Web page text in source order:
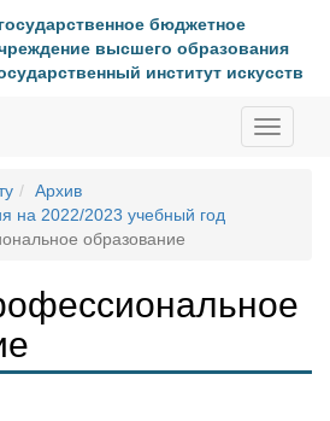
бюджетное
высшего образования
институт искусств
Toggle
Архив
на 2022/2023 учебный год
образование